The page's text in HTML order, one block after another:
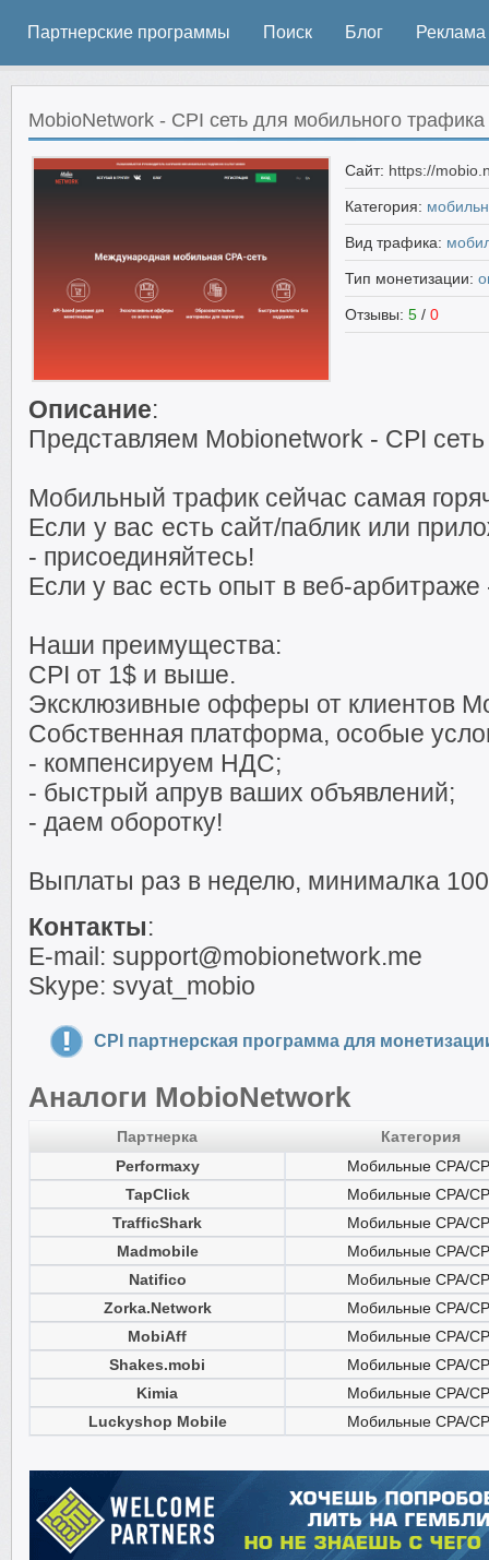
Партнерские программы Поиск Блог Реклама
MobioNetwork - CPI сеть для мобильного трафика
Сайт: https://
Категория:
Вид трафика:
Тип монетизации:
Отзывы: 5 / 0
Описание:
Представляем Mobionetwork - CPI
Мобильный трафик сейчас самая
Если у вас есть сайт/паблик или
- присоединяйтесь!
Если у вас есть опыт в веб-
Наши преимущества:
CPI от 1$ и выше.
Эксклюзивные офферы от клиентов
Собственная платформа, особые
- компенсируем НДС;
- быстрый апрув ваших объявлений;
- даем оборотку!
Выплаты раз в неделю, минималка
Контакты:
E-mail: support@mobionetwork.me
Skype: svyat_mobio
CPI партнерская программа для
Аналоги MobioNetwork
Партнерка
Категория
Performaxy
Мобильные CPA/
TapClick
Мобильные CPA/
TrafficShark
Мобильные CPA/
Madmobile
Мобильные CPA/
Natifico
Мобильные CPA/
Zorka.Network
Мобильные CPA/
MobiAff
Мобильные CPA/
Shakes.mobi
Мобильные CPA/
Kimia
Мобильные CPA/
Luckyshop Mobile
Мобильные CPA/